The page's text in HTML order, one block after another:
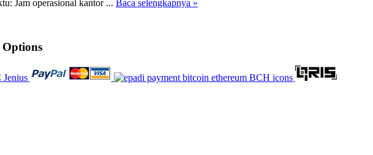
Jam operasional kantor ... Baca selengkapnya »
Options